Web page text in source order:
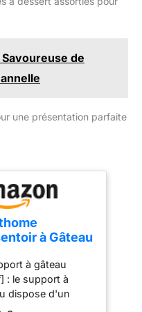
des outils doux et
d'utiliser des outils
et rugueux
pour toutes vos
de cuisine.
de
une présentation parfaite
à Gâteau
6in1
à Gâteaux
à gâteau
: le support à
dispose d'un
rotatif intégré qui